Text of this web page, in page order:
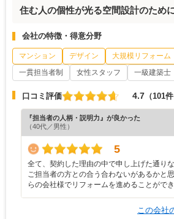
住む人の個性が光る空間設計のため
会社の特徴・得意分野
マンション デザイン 大規模リフォーム
一貫担当者制
女性スタッフ 一級建築士
口コミ評価 4.7 （101件
『担当者の人柄・説明力』が良かった
（40代／男性）
5
全て、契約した理由の中で申し上げた通り
ご担当者の方との合う合わないがあるかと
らの会社様でリフォームを進めることがで
この会社